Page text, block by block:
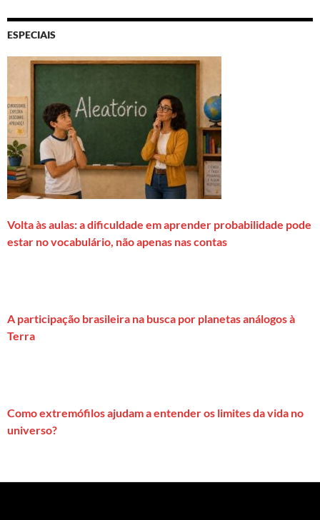
ESPECIAIS
Volta às aulas: a dificuldade em aprender probabilidade pode
estar no vocabulário, não apenas nas contas
A participação brasileira na busca por planetas análogos à
Terra
Como extremófilos ajudam a entender os limites da vida no
universo?